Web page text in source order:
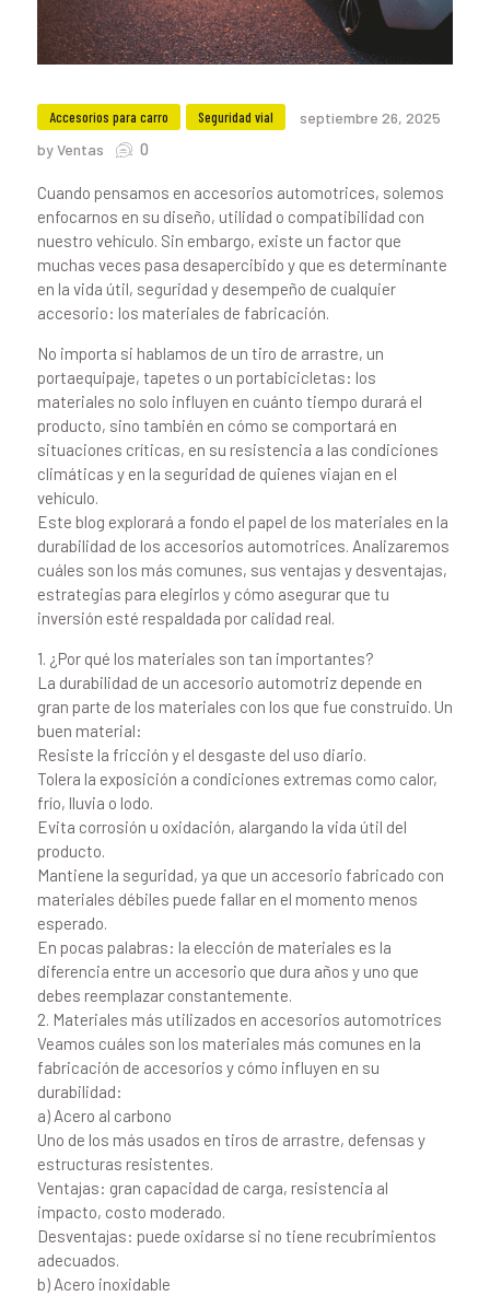
Accesorios para carro Seguridad vial
septiembre 26, 2025
by Ventas
0
Cuando pensamos en accesorios automotrices, solemos
enfocarnos en su diseño, utilidad o compatibilidad con
nuestro vehículo. Sin embargo, existe un factor que
muchas veces pasa desapercibido y que es determinante
en la vida útil, seguridad y desempeño de cualquier
accesorio: los materiales de fabricación.
No importa si hablamos de un tiro de arrastre, un
portaequipaje, tapetes o un portabicicletas: los
materiales no solo influyen en cuánto tiempo durará el
producto, sino también en cómo se comportará en
situaciones críticas, en su resistencia a las condiciones
climáticas y en la seguridad de quienes viajan en el
vehículo.
Este blog explorará a fondo el papel de los materiales en la
durabilidad de los accesorios automotrices. Analizaremos
cuáles son los más comunes, sus ventajas y desventajas,
estrategias para elegirlos y cómo asegurar que tu
inversión esté respaldada por calidad real.
1. ¿Por qué los materiales son tan importantes?
La durabilidad de un accesorio automotriz depende en
gran parte de los materiales con los que fue construido. Un
buen material:
Resiste la fricción y el desgaste del uso diario.
Tolera la exposición a condiciones extremas como calor,
frío, lluvia o lodo.
Evita corrosión u oxidación, alargando la vida útil del
producto.
Mantiene la seguridad, ya que un accesorio fabricado con
materiales débiles puede fallar en el momento menos
esperado.
En pocas palabras: la elección de materiales es la
diferencia entre un accesorio que dura años y uno que
debes reemplazar constantemente.
2. Materiales más utilizados en accesorios automotrices
Veamos cuáles son los materiales más comunes en la
fabricación de accesorios y cómo influyen en su
durabilidad:
a) Acero al carbono
Uno de los más usados en tiros de arrastre, defensas y
estructuras resistentes.
Ventajas: gran capacidad de carga, resistencia al
impacto, costo moderado.
Desventajas: puede oxidarse si no tiene recubrimientos
adecuados.
b) Acero inoxidable